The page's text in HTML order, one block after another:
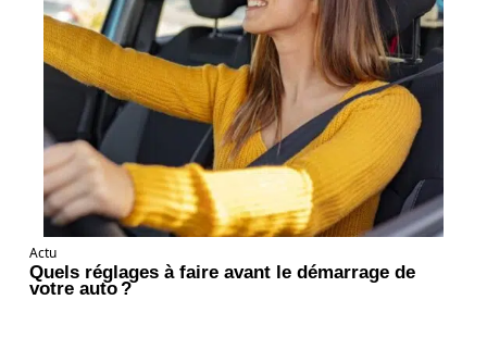
Actu
Quels réglages à faire avant le démarrage de
votre auto ?